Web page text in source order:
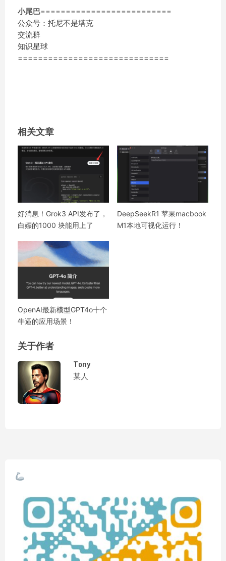
小尾巴==========================
公众号：托尼不是塔克
交流群
知识星球
==============================
相关文章
好消息！Grok3 API发布了，
白嫖的1000 块能用上了
DeepSeekR1 苹果macbook
M1本地可视化运行！
OpenAI最新模型GPT4o十个
牛逼的应用场景！
关于作者
Tony
某人